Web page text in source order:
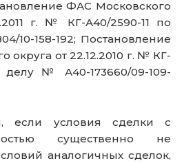
ФАС Московского
г. № КГ-А40/2590-11 по
10-158-192; Постановление
округа от 22.12.2010 г. № КГ-
делу № А40-173660/09-109-
если условия сделки с
существенно не
аналогичных сделок,